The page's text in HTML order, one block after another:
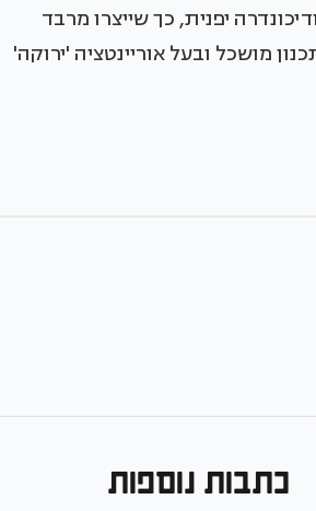
יפנית, כך שייצרו מרבד
מושכל ובעל אוריינטציה 'ירוקה'
כתבות נוספות